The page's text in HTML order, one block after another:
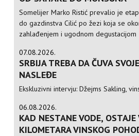
Somelijer Marko Ristić prevalio je
do gazdinstva Cilić po žezi koja se
zahlađenjem i ugodnom degustacijom
07.08.2026.
SRBIJA TREBA DA ČUVA
NASLEĐE
Ekskluzivni intervju: Džejms Sakling,
06.08.2026.
KAD NESTANE VODE,
KILOMETARA VINSKOG